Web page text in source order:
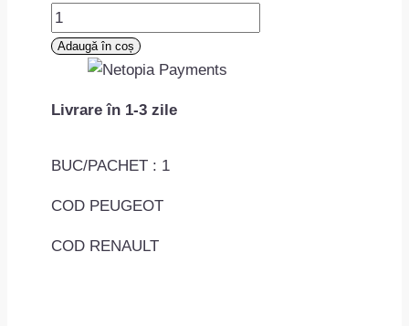
Cantitate
Diblu
ghidaj
lateral
MAC0701ROMC50583
Adaugă în coș
Livrare în 1-3 zile
BUC/PACHET : 1
COD PEUGEOT
COD RENAULT